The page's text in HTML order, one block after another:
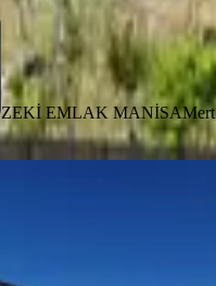
ZEKİ EMLAK MANİSAMert